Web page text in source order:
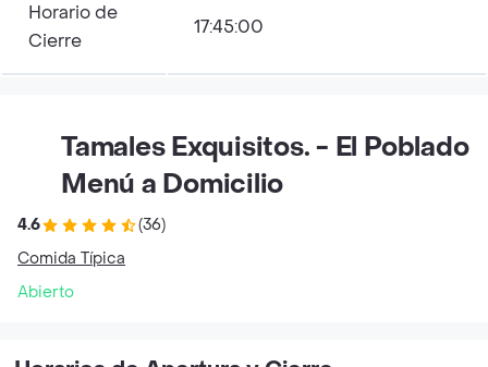
Horario de
Cierre
17:45:00
Tamales Exquisitos. - El Poblado
Menú a Domicilio
4.6
(36)
Comida Típica
Abierto